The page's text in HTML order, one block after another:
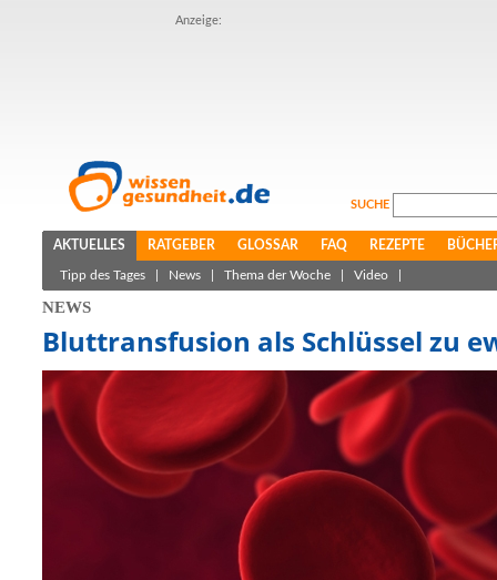
Anzeige:
SUCHE
AKTUELLES RATGEBER GLOSSAR FAQ REZEPTE
Tipp des Tages News Thema der Woche Video
NEWS
Bluttransfusion als Schlüssel zu